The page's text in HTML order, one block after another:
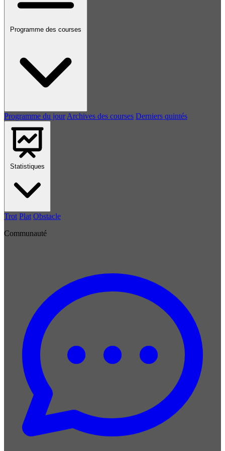
Programme des courses
Programme du jour Archives des courses Derniers quintés
Statistiques
Trot Plat Obstacle
Communauté